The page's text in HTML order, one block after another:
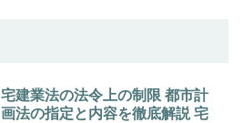
宅建業法の法令上の制限 都市計
画法の指定と内容を徹底解説 宅